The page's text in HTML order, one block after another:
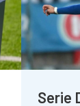
Serie